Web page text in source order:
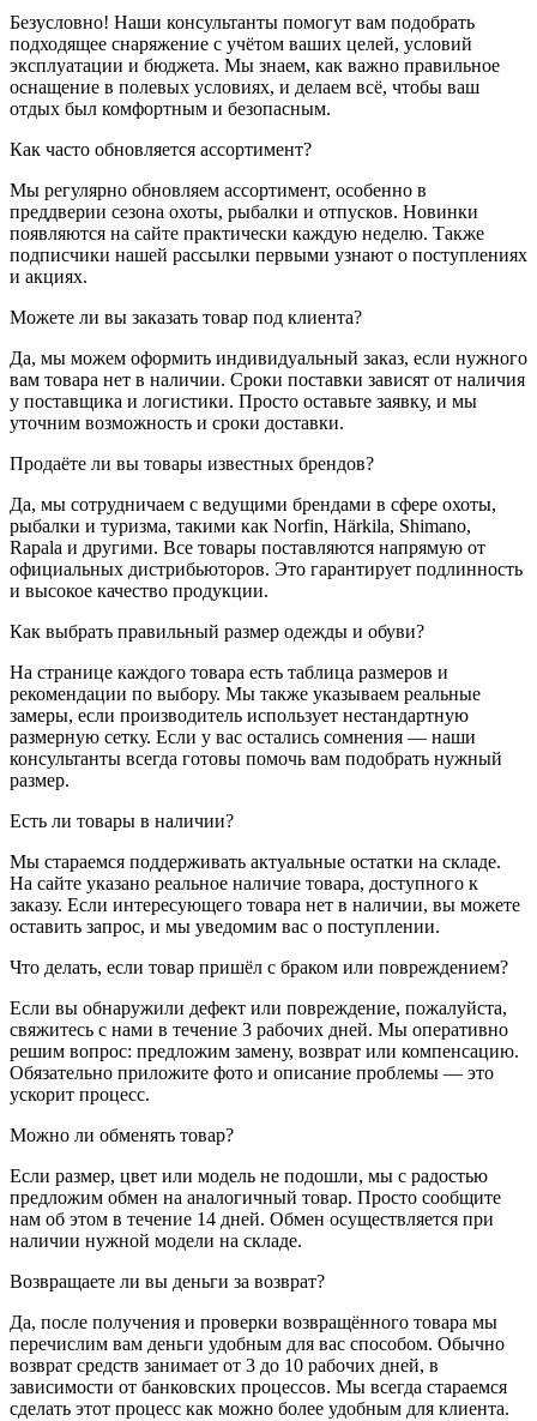
Безусловно! Наши консультанты помогут вам подобрать
подходящее снаряжение с учётом ваших целей, условий
эксплуатации и бюджета. Мы знаем, как важно правильное
оснащение в полевых условиях, и делаем всё, чтобы ваш
отдых был комфортным и безопасным.
Как часто обновляется ассортимент?
Мы регулярно обновляем ассортимент, особенно в
преддверии сезона охоты, рыбалки и отпусков. Новинки
появляются на сайте практически каждую неделю. Также
подписчики нашей рассылки первыми узнают о поступлениях
и акциях.
Можете ли вы заказать товар под клиента?
Да, мы можем оформить индивидуальный заказ, если нужного
вам товара нет в наличии. Сроки поставки зависят от наличия
у поставщика и логистики. Просто оставьте заявку, и мы
уточним возможность и сроки доставки.
Продаёте ли вы товары известных брендов?
Да, мы сотрудничаем с ведущими брендами в сфере охоты,
рыбалки и туризма, такими как Norfin, Härkila, Shimano,
Rapala и другими. Все товары поставляются напрямую от
официальных дистрибьюторов. Это гарантирует подлинность
и высокое качество продукции.
Как выбрать правильный размер одежды и обуви?
На странице каждого товара есть таблица размеров и
рекомендации по выбору. Мы также указываем реальные
замеры, если производитель использует нестандартную
размерную сетку. Если у вас остались сомнения — наши
консультанты всегда готовы помочь вам подобрать нужный
размер.
Есть ли товары в наличии?
Мы стараемся поддерживать актуальные остатки на складе.
На сайте указано реальное наличие товара, доступного к
заказу. Если интересующего товара нет в наличии, вы можете
оставить запрос, и мы уведомим вас о поступлении.
Что делать, если товар пришёл с браком или повреждением?
Если вы обнаружили дефект или повреждение, пожалуйста,
свяжитесь с нами в течение 3 рабочих дней. Мы оперативно
решим вопрос: предложим замену, возврат или компенсацию.
Обязательно приложите фото и описание проблемы — это
ускорит процесс.
Можно ли обменять товар?
Если размер, цвет или модель не подошли, мы с радостью
предложим обмен на аналогичный товар. Просто сообщите
нам об этом в течение 14 дней. Обмен осуществляется при
наличии нужной модели на складе.
Возвращаете ли вы деньги за возврат?
Да, после получения и проверки возвращённого товара мы
перечислим вам деньги удобным для вас способом. Обычно
возврат средств занимает от 3 до 10 рабочих дней, в
зависимости от банковских процессов. Мы всегда стараемся
сделать этот процесс как можно более удобным для клиента.